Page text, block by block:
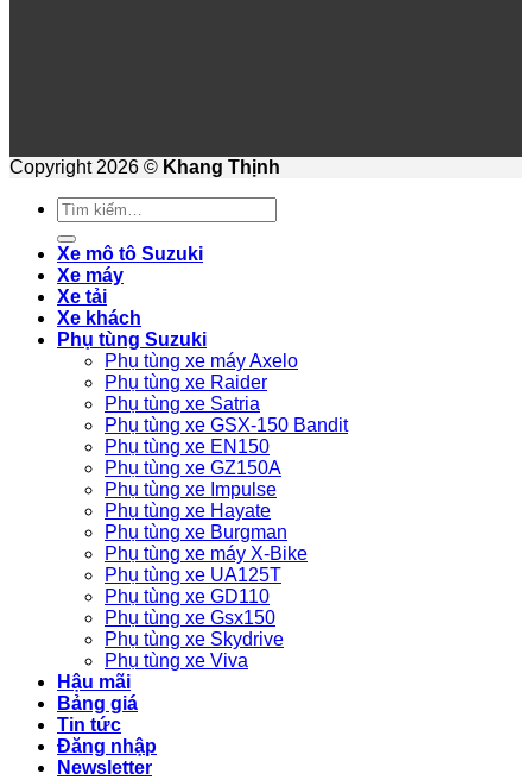
Copyright 2026 © Khang Thịnh
Tìm
kiếm:
Xe mô tô Suzuki
Xe máy
Xe tải
Xe khách
Phụ tùng Suzuki
Phụ tùng xe máy Axelo
Phụ tùng xe Raider
Phụ tùng xe Satria
Phụ tùng xe GSX-150 Bandit
Phụ tùng xe EN150
Phụ tùng xe GZ150A
Phụ tùng xe Impulse
Phụ tùng xe Hayate
Phụ tùng xe Burgman
Phụ tùng xe máy X-Bike
Phụ tùng xe UA125T
Phụ tùng xe GD110
Phụ tùng xe Gsx150
Phụ tùng xe Skydrive
Phụ tùng xe Viva
Hậu mãi
Bảng giá
Tin tức
Đăng nhập
Newsletter